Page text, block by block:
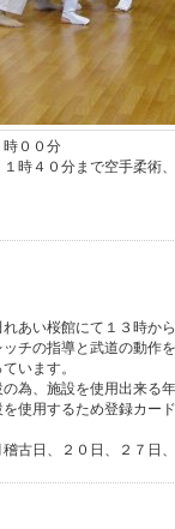
時００分
時４０分まで空手柔術
あい桜館にて１３時か
チの指導と武道の動作
います。
為、施設を使用出来る
使用するため登録カー
古日、２０日、２７日、